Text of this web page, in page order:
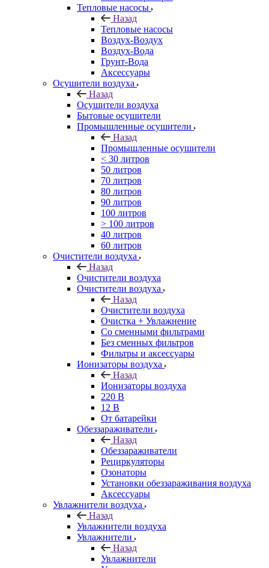
Тепловые насосы
Назад
Тепловые насосы
Воздух-Воздух
Воздух-Вода
Грунт-Вода
Аксессуары
Осушители воздуха
Назад
Осушители воздуха
Бытовые осушители
Промышленные осушители
Назад
Промышленные осушители
< 30 литров
50 литров
70 литров
80 литров
90 литров
100 литров
> 100 литров
40 литров
60 литров
Очистители воздуха
Назад
Очистители воздуха
Очистители воздуха
Назад
Очистители воздуха
Очистка + Увлажнение
Cо сменными фильтрами
Без сменных фильтров
Фильтры и аксессуары
Ионизаторы воздуха
Назад
Ионизаторы воздуха
220 В
12 В
От батарейки
Обеззараживатели
Назад
Обеззараживатели
Рециркуляторы
Озонаторы
Установки обеззараживания воздуха
Аксессуары
Увлажнители воздуха
Назад
Увлажнители воздуха
Увлажнители
Назад
Увлажнители